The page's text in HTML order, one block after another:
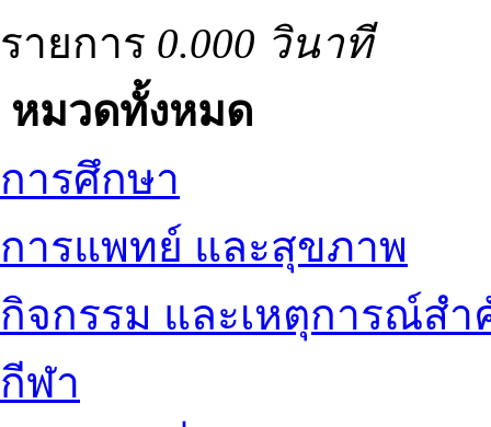
รายการ 0.000 วินาที
หมวดทั้งหมด
การศึกษา
การแพทย์ และสุขภาพ
กิจกรรม และเหตุการณ์ส
กีฬา